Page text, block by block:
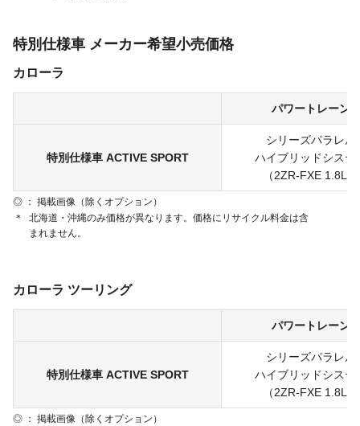
特別仕様車 メーカー希望小売価格
カローラ
パワートレーン
特別仕様車 ACTIVE SPORT
シリーズパラレル
ハイブリッドシステ
（2ZR-FXE 1.8L）
◎ ： 掲載画像（除くオプション）
＊
北海道・沖縄のみ価格が異なります。価格にリサイクル料金は含
まれません。
カローラ ツーリング
パワートレーン
特別仕様車 ACTIVE SPORT
シリーズパラレル
ハイブリッドシステ
（2ZR-FXE 1.8L）
◎ ： 掲載画像（除くオプション）